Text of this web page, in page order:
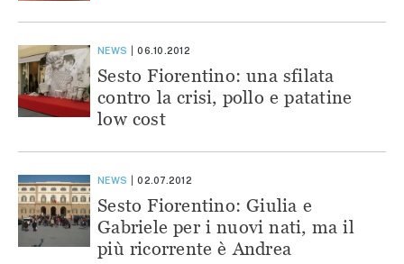
NEWS 06.10.2012
Sesto Fiorentino: una sfilata
contro la crisi, pollo e patatine
low cost
NEWS 02.07.2012
Sesto Fiorentino: Giulia e
Gabriele per i nuovi nati, ma il
più ricorrente è Andrea